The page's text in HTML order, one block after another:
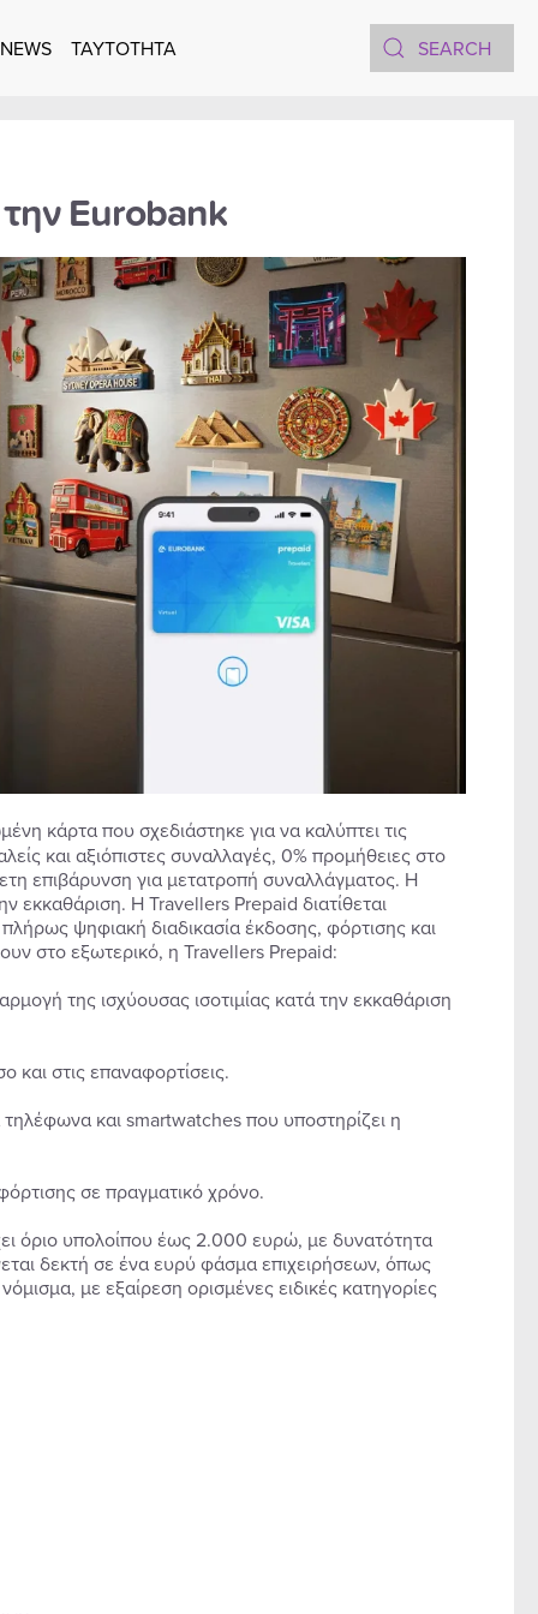
TAYTOTHTA
Eurobank
κάρτα που σχεδιάστηκε για να καλύπτει τις
και αξιόπιστες συναλλαγές, 0% προμήθειες στο
επιβάρυνση για μετατροπή συναλλάγματος. Η
εκκαθάριση. Η Travellers Prepaid διατίθεται
ψηφιακή διαδικασία έκδοσης, φόρτισης και
στο εξωτερικό, η Travellers Prepaid:
της ισχύουσας ισοτιμίας κατά την εκκαθάριση
και στις επαναφορτίσεις.
τηλέφωνα και smartwatches που υποστηρίζει η
σε πραγματικό χρόνο.
όριο υπολοίπου έως 2.000 ευρώ, με δυνατότητα
δεκτή σε ένα ευρύ φάσμα επιχειρήσεων, όπως
με εξαίρεση ορισμένες ειδικές κατηγορίες